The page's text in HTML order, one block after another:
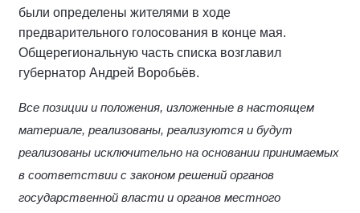
были определены жителями в ходе
предварительного голосования в конце мая.
Общерегиональную часть списка возглавил
губернатор Андрей Воробьёв.
Все позиции и положения, изложенные в настоящем
материале, реализованы, реализуются и будут
реализованы исключительно на основании принимаемых
в соответствии с законом решений органов
государственной власти и органов местного